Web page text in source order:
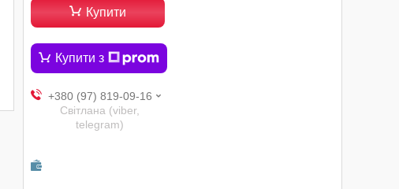
Купити
Купити з
+380 (97) 819-09-16
Світлана (viber,
telegram)